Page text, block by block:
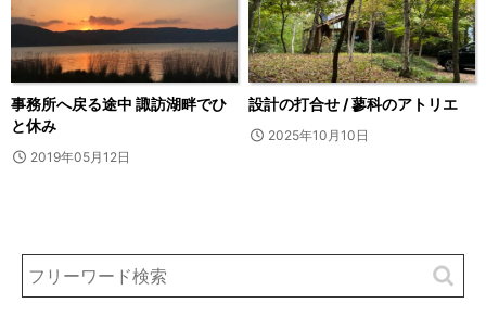
事務所へ戻る途中 諏訪湖畔でひ
と休み
2019年05月12日
設計の打合せ / 蓼科のアトリエ
2025年10月10日